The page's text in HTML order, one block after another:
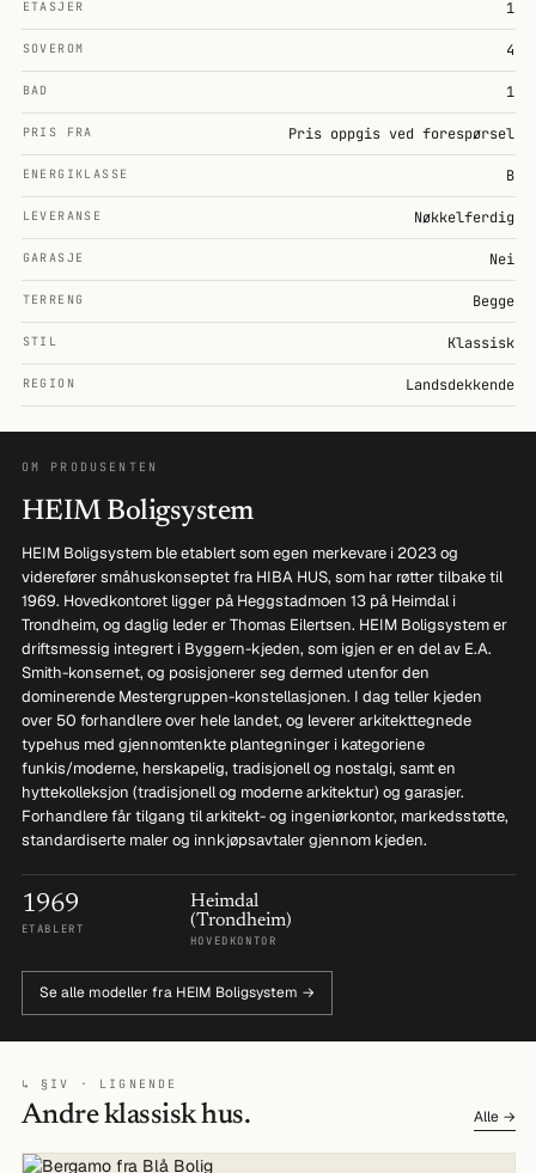
ETASJER 1
SOVEROM 4
BAD 1
PRIS FRA Pris oppgis ved forespørsel
ENERGIKLASSE B
LEVERANSE Nøkkelferdig
GARASJE Nei
TERRENG Begge
STIL Klassisk
REGION Landsdekkende
OM PRODUSENTEN
HEIM Boligsystem
HEIM Boligsystem ble etablert som egen merkevare i 2023 og
viderefører småhuskonseptet fra HIBA HUS, som har røtter tilbake til
1969. Hovedkontoret ligger på Heggstadmoen 13 på Heimdal i
Trondheim, og daglig leder er Thomas Eilertsen. HEIM Boligsystem er
driftsmessig integrert i Byggern-kjeden, som igjen er en del av E.A.
Smith-konsernet, og posisjonerer seg dermed utenfor den
dominerende Mestergruppen-konstellasjonen. I dag teller kjeden
over 50 forhandlere over hele landet, og leverer arkitekttegnede
typehus med gjennomtenkte plantegninger i kategoriene
funkis/moderne, herskapelig, tradisjonell og nostalgi, samt en
hyttekolleksjon (tradisjonell og moderne arkitektur) og garasjer.
Forhandlere får tilgang til arkitekt- og ingeniørkontor, markedsstøtte,
standardiserte maler og innkjøpsavtaler gjennom kjeden.
1969
ETABLERT
Heimdal
(Trondheim)
HOVEDKONTOR
Se alle modeller fra HEIM Boligsystem →
↳ §IV · LIGNENDE
Andre klassisk hus. Alle →